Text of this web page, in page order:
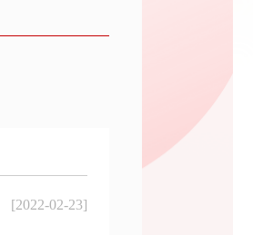
[2022-02-23]